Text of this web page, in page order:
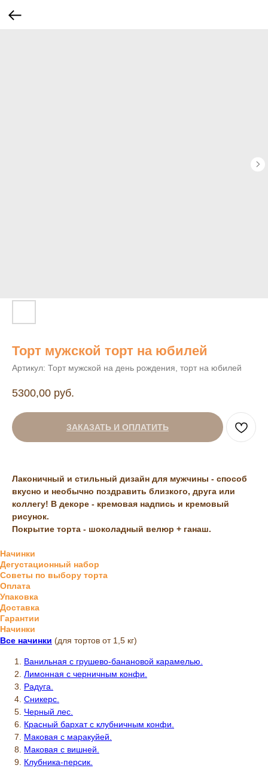
Торт мужской торт на юбилей
Артикул: Торт мужской на день рождения, торт на юбилей
5300,00 руб.
ЗАКАЗАТЬ И ОПЛАТИТЬ
Лаконичный и стильный дизайн для мужчины - способ
вкусно и необычно поздравить близкого, друга или
коллегу! В декоре - кремовая надпись и кремовый
рисунок.
Покрытие торта - шоколадный велюр + ганаш.
Начинки
Дегустационный набор
Советы по выбору торта
Оплата
Упаковка
Доставка
Гарантии
Начинки
Все начинки (для тортов от 1,5 кг)
Ванильная с грушево-банановой карамелью.
Лимонная с черничным конфи.
Радуга.
Сникерс.
Черный лес.
Красный бархат с клубничным конфи.
Маковая с маракуйей.
Маковая с вишней.
Клубника-персик.